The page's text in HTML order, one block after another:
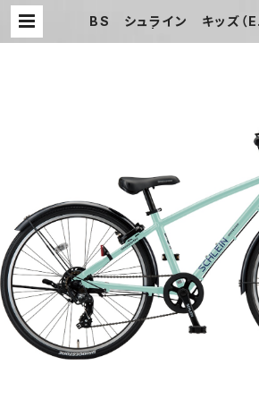
BS シュライン キッズ（